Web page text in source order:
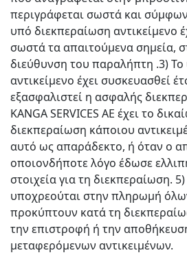
περιγράφεται σωστά και
υπό διεκπεραίωση αντικείμενο
σωστά τα απαιτούμενα σημεία,
διεύθυνση του παραλήπτη .3)
αντικείμενο έχει συσκευασθεί
εξασφαλιστεί η ασφαλής
KANGA SERVICES AE έχει το
διεκπεραίωση κάποιου
αυτό ως απαράδεκτο, ή όταν ο
οποιονδήποτε λόγο έδωσε
στοιχεία για τη διεκπεραίωση.
υποχρεούται στην πληρωμή
προκύπτουν κατά τη
την επιστροφή ή την
μεταφερόμενων αντικειμένων.